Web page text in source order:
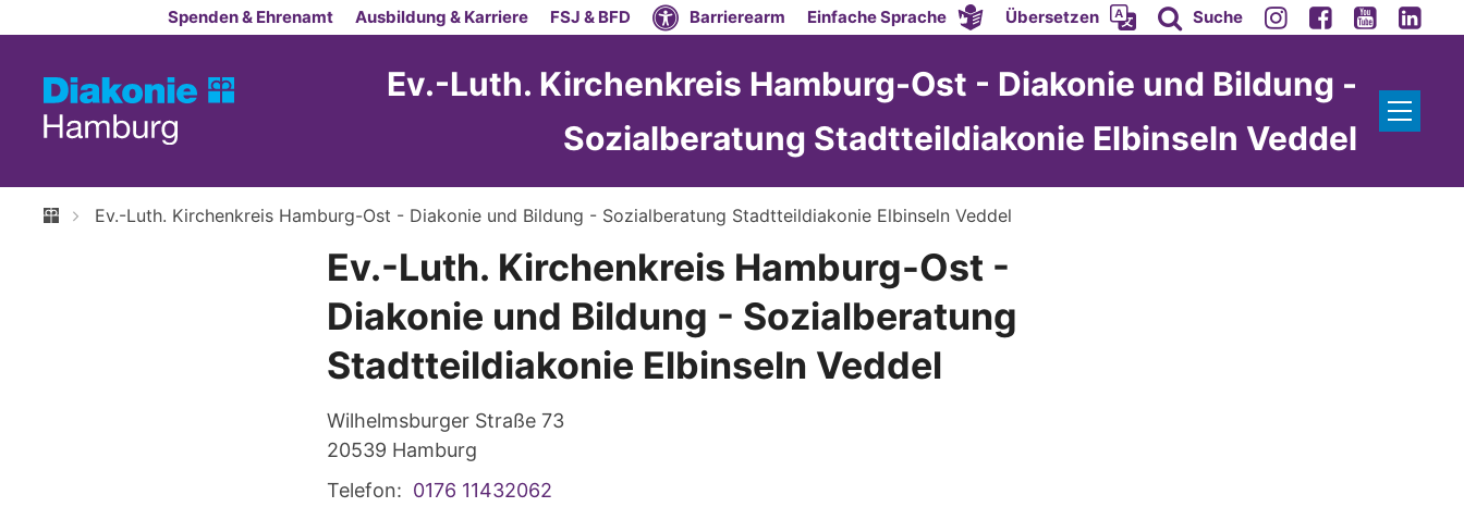
Zum Inhalt springenSpenden & Ehrenamt Ausbildung & Karriere FSJ & BFD Barrierearm Einfache Sprache Übersetzen Suche
Ev.-Luth. Kirchenkreis Hamburg-Ost - Diakonie und Bildung -
Sozialberatung Stadtteildiakonie Elbinseln Veddel
Ev.-Luth. Kirchenkreis Hamburg-Ost - Diakonie und Bildung - Sozialberatung Stadtteildiakonie Elbinseln Veddel
Ev.-Luth. Kirchenkreis Hamburg-Ost -
Diakonie und Bildung - Sozialberatung
Stadtteildiakonie Elbinseln Veddel
Wilhelmsburger Straße 73
20539 Hamburg
Telefon: 0176 11432062